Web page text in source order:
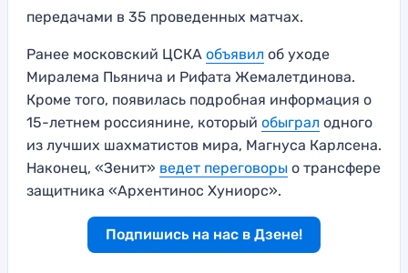
передачами в 35 проведенных матчах.
Ранее московский ЦСКА объявил об уходе
Миралема Пьянича и Рифата Жемалетдинова.
Кроме того, появилась подробная информация о
15-летнем россиянине, который обыграл одного
из лучших шахматистов мира, Магнуса Карлсена.
Наконец, «Зенит» ведет переговоры о трансфере
защитника «Архентинос Хуниорс».
Подпишись на нас в Дзене!